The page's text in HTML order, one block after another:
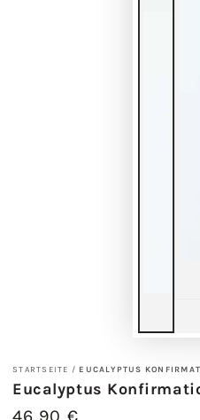
STARTSEITE / EUCALYPTUS
Eucalyptus
Regulärer